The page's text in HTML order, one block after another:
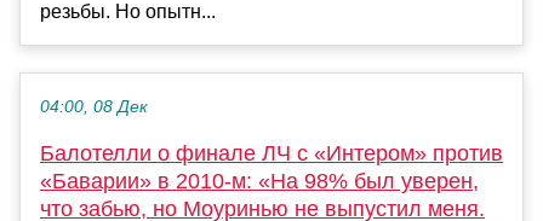
резьбы. Но опытн...
04:00, 08 Дек
Балотелли о финале ЛЧ с «Интером» против
«Баварии» в 2010-м: «На 98% был уверен,
что забью, но Моуринью не выпустил меня.